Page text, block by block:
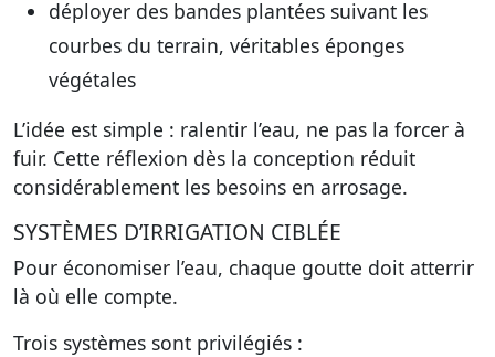
déployer des bandes plantées suivant les
courbes du terrain, véritables éponges
végétales
L’idée est simple : ralentir l’eau, ne pas la forcer à
fuir. Cette réflexion dès la conception réduit
considérablement les besoins en arrosage.
SYSTÈMES D’IRRIGATION CIBLÉE
Pour économiser l’eau, chaque goutte doit atterrir
là où elle compte.
Trois systèmes sont privilégiés :